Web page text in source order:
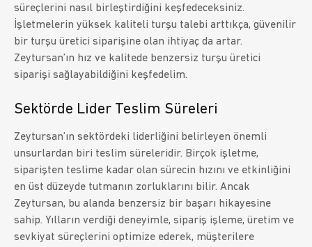
süreçlerini nasıl birleştirdiğini keşfedeceksiniz.
İşletmelerin yüksek kaliteli turşu talebi arttıkça, güvenilir
bir turşu üretici siparişine olan ihtiyaç da artar.
Zeytursan’ın hız ve kalitede benzersiz turşu üretici
siparişi sağlayabildiğini keşfedelim.
Sektörde Lider Teslim Süreleri
Zeytursan’ın sektördeki liderliğini belirleyen önemli
unsurlardan biri teslim süreleridir. Birçok işletme,
siparişten teslime kadar olan sürecin hızını ve etkinliğini
en üst düzeyde tutmanın zorluklarını bilir. Ancak
Zeytursan, bu alanda benzersiz bir başarı hikayesine
sahip. Yılların verdiği deneyimle, sipariş işleme, üretim ve
sevkiyat süreçlerini optimize ederek, müşterilere